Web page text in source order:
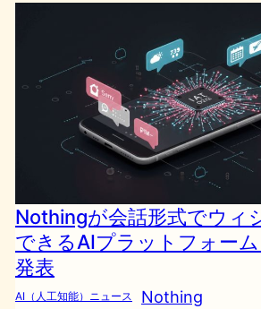
Nothingが会話形式でウィ
できるAIプラットフォーム
発表
AI（人工知能）ニュース Nothing